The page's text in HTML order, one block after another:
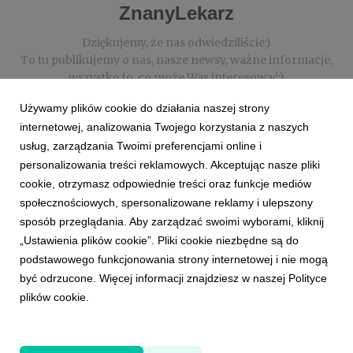
ZnanyLekarz
Dziękujemy, że nas odwiedziliście:)
To tu publikujemy o nas, nasze newsy, ważne informacje,
wszystko to, co może Was interesować:)
Magdalena Kuskowska
Head of Communication & PR
ZnanyLekarz.pl
magdalena.kuskowska@docplanner.com
Powered by
Używamy plików cookie do działania naszej strony
internetowej, analizowania Twojego korzystania z naszych
usług, zarządzania Twoimi preferencjami online i
personalizowania treści reklamowych. Akceptując nasze pliki
cookie, otrzymasz odpowiednie treści oraz funkcje mediów
społecznościowych, spersonalizowane reklamy i ulepszony
sposób przeglądania. Aby zarządzać swoimi wyborami, kliknij
„Ustawienia plików cookie”. Pliki cookie niezbędne są do
podstawowego funkcjonowania strony internetowej i nie mogą
być odrzucone. Więcej informacji znajdziesz w naszej Polityce
plików cookie.